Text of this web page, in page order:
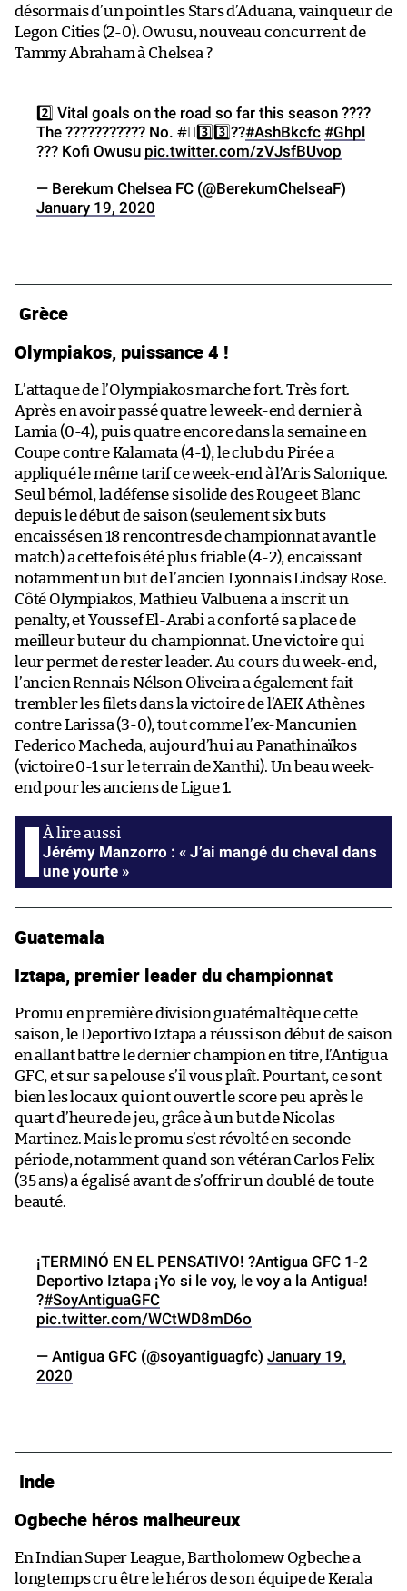
désormais d’un point les Stars d’Aduana, vainqueur de
Legon Cities (2-0). Owusu, nouveau concurrent de
Tammy Abraham à Chelsea ?
2️⃣ Vital goals on the road so far this season ????
The ??????????? No. #⃣3️⃣3️⃣??#AshBkcfc #Ghpl
??? Kofi Owusu pic.twitter.com/zVJsfBUvop
— Berekum Chelsea FC (@BerekumChelseaF)
January 19, 2020
Grèce
Olympiakos, puissance 4 !
L’attaque de l’Olympiakos marche fort. Très fort.
Après en avoir passé quatre le week-end dernier à
Lamia (0-4), puis quatre encore dans la semaine en
Coupe contre Kalamata (4-1), le club du Pirée a
appliqué le même tarif ce week-end à l’Aris Salonique.
Seul bémol, la défense si solide des Rouge et Blanc
depuis le début de saison (seulement six buts
encaissés en 18 rencontres de championnat avant le
match) a cette fois été plus friable (4-2), encaissant
notamment un but de l’ancien Lyonnais Lindsay Rose.
Côté Olympiakos, Mathieu Valbuena a inscrit un
penalty, et Youssef El-Arabi a conforté sa place de
meilleur buteur du championnat. Une victoire qui
leur permet de rester leader. Au cours du week-end,
l’ancien Rennais Nélson Oliveira a également fait
trembler les filets dans la victoire de l’AEK Athènes
contre Larissa (3-0), tout comme l’ex-Mancunien
Federico Macheda, aujourd’hui au Panathinaïkos
(victoire 0-1 sur le terrain de Xanthi). Un beau week-
end pour les anciens de Ligue 1.
Jérémy Manzorro : « J’ai mangé du cheval dans
une yourte »
Guatemala
Iztapa, premier leader du championnat
Promu en première division guatémaltèque cette
saison, le Deportivo Iztapa a réussi son début de saison
en allant battre le dernier champion en titre, l’Antigua
GFC, et sur sa pelouse s’il vous plaît. Pourtant, ce sont
bien les locaux qui ont ouvert le score peu après le
quart d’heure de jeu, grâce à un but de Nicolas
Martinez. Mais le promu s’est révolté en seconde
période, notamment quand son vétéran Carlos Felix
(35 ans) a égalisé avant de s’offrir un doublé de toute
beauté.
¡TERMINÓ EN EL PENSATIVO! ?Antigua GFC 1-2
Deportivo Iztapa ¡Yo si le voy, le voy a la Antigua!
?#SoyAntiguaGFC
pic.twitter.com/WCtWD8mD6o
— Antigua GFC (@soyantiguagfc) January 19,
2020
Inde
Ogbeche héros malheureux
En Indian Super League, Bartholomew Ogbeche a
longtemps cru être le héros de son équipe de Kerala